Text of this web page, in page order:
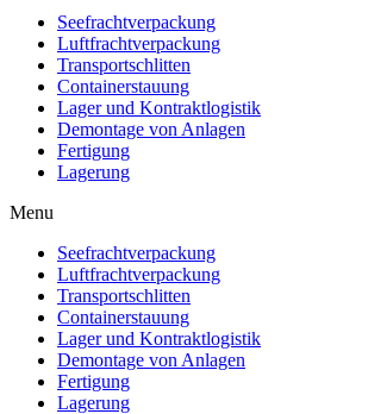
Seefrachtverpackung
Luftfrachtverpackung
Transportschlitten
Containerstauung
Lager und Kontraktlogistik
Demontage von Anlagen
Fertigung
Lagerung
Menu
Seefrachtverpackung
Luftfrachtverpackung
Transportschlitten
Containerstauung
Lager und Kontraktlogistik
Demontage von Anlagen
Fertigung
Lagerung